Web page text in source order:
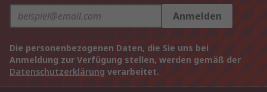
Anmelden
Die personenbezogenen Daten, die Sie uns bei
Anmeldung zur Verfügung stellen, werden gemäß der
Datenschutzerklärung verarbeitet.